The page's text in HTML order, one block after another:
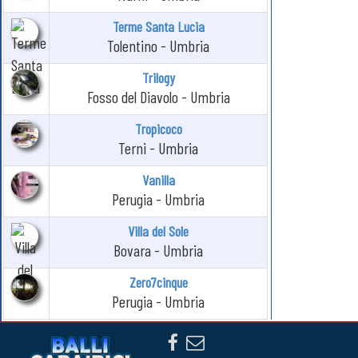
Terme Santa Lucia
Tolentino - Umbria
Trilogy
Fosso del Diavolo - Umbria
Tropicoco
Terni - Umbria
Vanilla
Perugia - Umbria
Villa del Sole
Bovara - Umbria
Zero7cinque
Perugia - Umbria